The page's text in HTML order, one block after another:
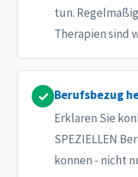
tun.
Therapien sind
✓ Berufsbezug
Erklaren Sie
SPEZIELLEN
konnen - nicht